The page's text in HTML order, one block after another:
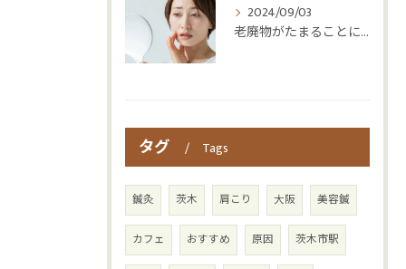
2024/09/03
老廃物がたまることによる体への影響とは？
タグ Tags
鍼灸 茨木 肩こり 大阪 美容鍼
カフェ おすすめ 原因 茨木市駅